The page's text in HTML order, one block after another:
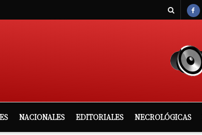
NACIONALES EDITORIALES NECROLÓGICAS